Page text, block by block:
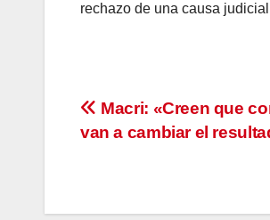
rechazo de una causa
Navegación
Macri: «Creen que
van a cambiar el